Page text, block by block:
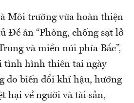
Môi trường vừa hoàn thiện
Đề án “Phòng, chống sạt lở
và miền núi phía Bắc”,
tình hình thiên tai ngày
do biến đổi khí hậu, hướng
hại về người và tài sản,